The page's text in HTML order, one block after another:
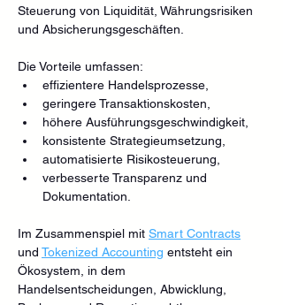
Steuerung von Liquidität, Währungsrisiken
und Absicherungsgeschäften.
Die Vorteile umfassen:
effizientere Handelsprozesse,
geringere Transaktionskosten,
höhere Ausführungsgeschwindigkeit,
konsistente Strategieumsetzung,
automatisierte Risikosteuerung,
verbesserte Transparenz und
Dokumentation.
Im Zusammenspiel mit Smart Contracts
und Tokenized Accounting entsteht ein
Ökosystem, in dem
Handelsentscheidungen, Abwicklung,